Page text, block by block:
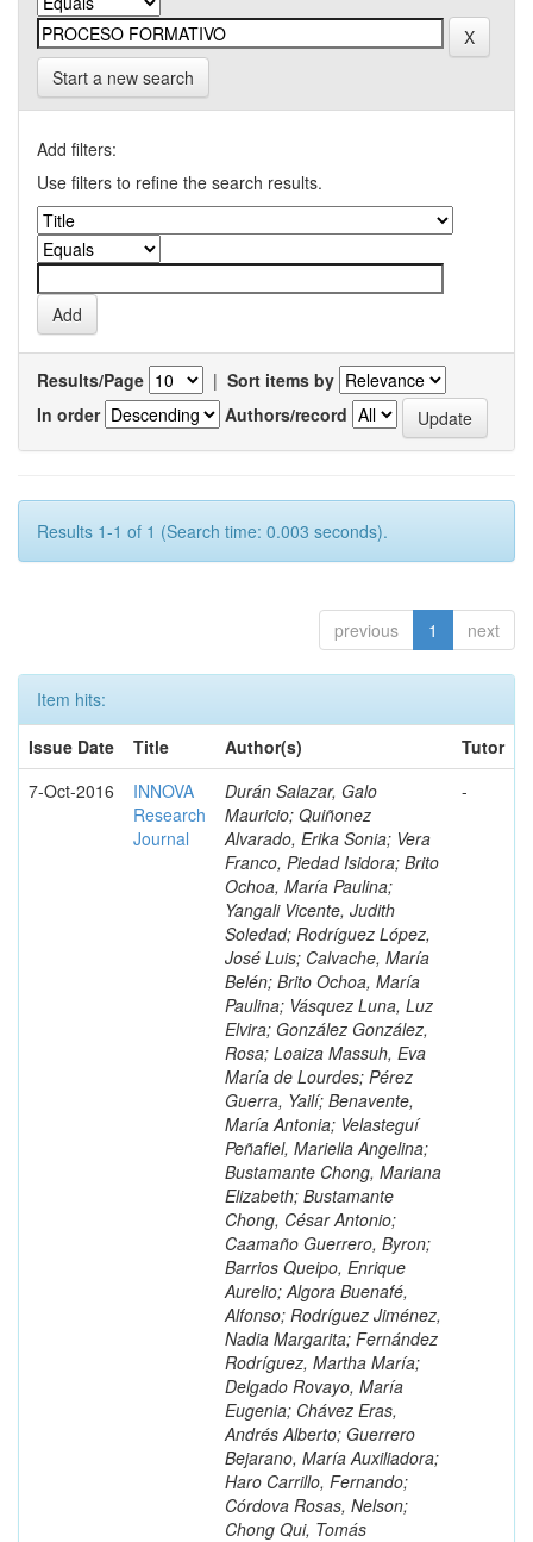
Start a new search
Add filters:
Use filters to refine the search results.
Results/Page | Sort items by
In order
Authors/record
Results 1-1 of 1 (Search time: 0.003 seconds).
previous 1 next
Item hits:
Issue Date
Title Author(s)
Tutor
7-Oct-2016
INNOVA
Research
Journal
Durán Salazar, Galo
Mauricio; Quiñonez
Alvarado, Erika Sonia; Vera
Franco, Piedad Isidora; Brito
Ochoa, María Paulina;
Yangali Vicente, Judith
Soledad; Rodríguez López,
José Luis; Calvache, María
Belén; Brito Ochoa, María
Paulina; Vásquez Luna, Luz
Elvira; González González,
Rosa; Loaiza Massuh, Eva
María de Lourdes; Pérez
Guerra, Yailí; Benavente,
María Antonia; Velasteguí
Peñafiel, Mariella Angelina;
Bustamante Chong, Mariana
Elizabeth; Bustamante
Chong, César Antonio;
Caamaño Guerrero, Byron;
Barrios Queipo, Enrique
Aurelio; Algora Buenafé,
Alfonso; Rodríguez Jiménez,
Nadia Margarita; Fernández
Rodríguez, Martha María;
Delgado Rovayo, María
Eugenia; Chávez Eras,
Andrés Alberto; Guerrero
Bejarano, María Auxiliadora;
Haro Carrillo, Fernando;
Córdova Rosas, Nelson;
Chong Qui, Tomás
-